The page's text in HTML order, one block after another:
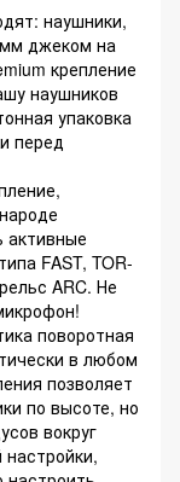
наушники,
джеком на
крепление
наушников
упаковка
перед
активные
FAST, TOR-
ARC. Не
поворотная
в любом
позволяет
по высоте, но
вокруг